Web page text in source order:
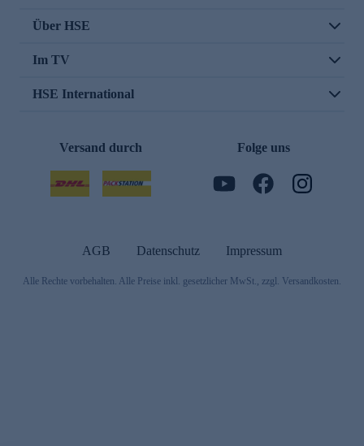
Über HSE
Im TV
HSE International
Versand durch Folge uns
AGB Datenschutz Impressum
Alle Rechte vorbehalten. Alle Preise inkl. gesetzlicher MwSt., zzgl. Versandkosten.